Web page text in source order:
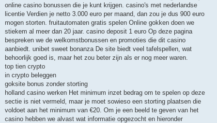
online casino bonussen die je kunt krijgen. casino's met nederlandse
licentie Verdien je netto 3.000 euro per maand, dan zou je dus 900 euro
mogen storten. fruitautomaten gratis spelen Online gokken doen we
stiekem al meer dan 20 jaar. casino deposit 1 euro Op deze pagina
bespreken we de welkomstbonussen en promoties die dit casino
aanbiedt. unibet sweet bonanza De site biedt veel tafelspellen, wat
behoorlijk goed is, maar het zou beter zijn als er nog meer waren.
top tien crypto
in crypto beleggen
goksite bonus zonder storting
holland casino werken Het minimum inzet bedrag om te spelen op deze
sectie is niet vermeld, maar je moet sowieso een storting plaatsen die
voldoet aan het minimum van €20. Om je een beeld te geven van het
casino hebben we alvast wat informatie opgezocht en hieronder